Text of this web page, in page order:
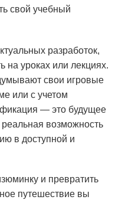
свой учебный
разработок,
на уроках или лекциях.
свои игровые
или с учетом
— это будущее
возможность
в доступной и
и превратить
путешествие вы